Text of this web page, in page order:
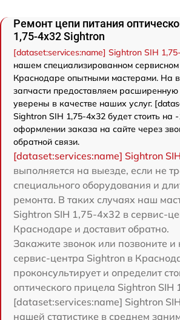
Ремонт цепи питания
1,75-4x32 Sightron
[dataset:services:name] Sightron SIH
нашем специализированном
Краснодаре опытными мастерами. На
запчасти предоставляем
уверены в качестве наших услуг.
Sightron SIH 1,75-4x32 будет стоить на
оформлении заказа на сайте через
обратной связи.
[dataset:services:name] Sightron
выполняется на выезде, если не
специального оборудования и
ремонта. В таких случаях наш
Sightron SIH 1,75-4x32 в сервис-
Краснодаре и доставит обратно.
Закажите звонок или позвоните
сервис-центра Sightron в
проконсультирует и определит
оптического прицела Sightron SIH
[dataset:services:name] Sightron
нашей статистике в среднем